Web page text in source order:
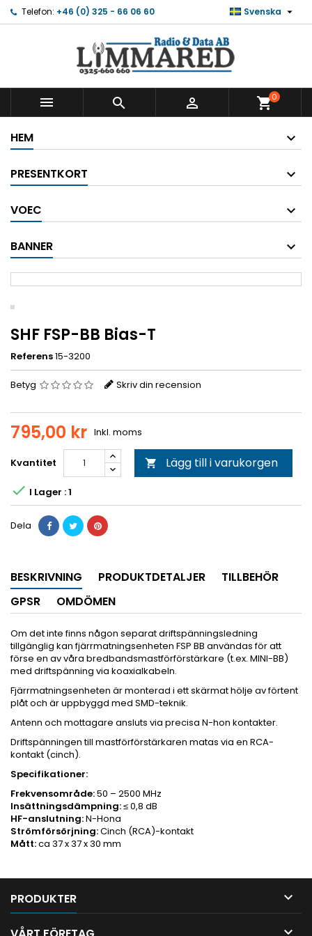
Telefon: +46 (0) 325 - 66 06 60 Svenska 
   shopping_cart0
HEM
PRESENTKORT
VOEC
BANNER
SHF FSP-BB Bias-T
Referens15-3200
Betyg Skriv din recension
795,00 kr Inkl. moms
Kvantitet  Lägg till i varukorgen
 I Lager : 1
Dela
BESKRIVNING PRODUKTDETALJER
TILLBEHÖR
GPSR
OMDÖMEN
Om det inte finns någon separat driftspänningsledning
tillgänglig kan fjärrmatningsenheten FSP BB användas för att
förse en av våra bredbandsmastförförstärkare (t.ex. MINI-BB)
med driftspänning via koaxialkabeln.
Fjärrmatningsenheten är monterad i ett skärmat hölje av förtent
plåt och är uppbyggd med SMD-teknik.
Antenn och mottagare ansluts via precisa N-hon kontakter.
Driftspänningen till mastförförstärkaren matas via en RCA-
kontakt (cinch).
Specifikationer:
Frekvensområde:50 – 2500 MHz
Insättningsdämpning:≤ 0,8 dB
HF-anslutning:N-Hona
Strömförsörjning:Cinch (RCA)-kontakt
Mått:ca 37 x 37 x 30 mm
PRODUKTER 